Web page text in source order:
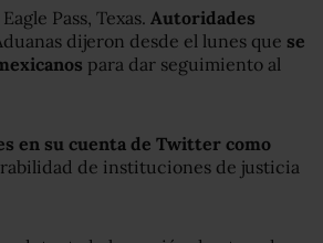
Pass, Texas. Autoridades
dijeron desde el lunes que se
para dar seguimiento al
en su cuenta de Twitter como
de instituciones de justicia